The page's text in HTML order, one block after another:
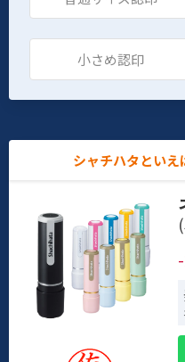
小さめ認印
シャチハタとい
(